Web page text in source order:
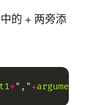
的 + 两旁添
+","+argument2